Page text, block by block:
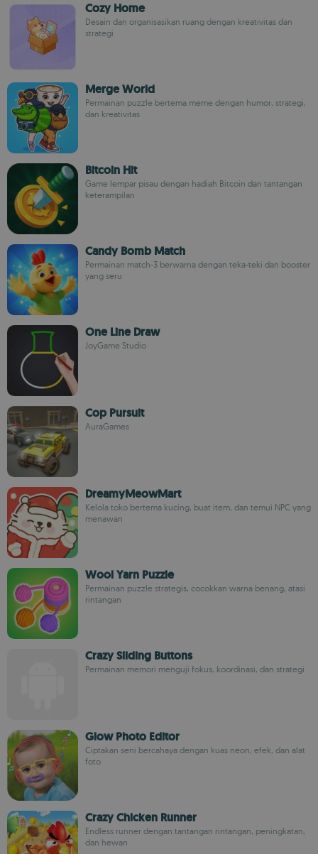
Cozy Home
Desain dan organisasikan ruang dengan kreativitas dan
strategi
Merge World
Permainan puzzle bertema meme dengan humor, strategi,
dan kreativitas
Bitcoin Hit
Game lempar pisau dengan hadiah Bitcoin dan tantangan
keterampilan
Candy Bomb Match
Permainan match-3 berwarna dengan teka-teki dan booster
yang seru
One Line Draw
JoyGame Studio
Cop Pursuit
AuraGames
DreamyMeowMart
Kelola toko bertema kucing, buat item, dan temui NPC yang
menawan
Wool Yarn Puzzle
Permainan puzzle strategis, cocokkan warna benang, atasi
rintangan
Crazy Sliding Buttons
Permainan memori menguji fokus, koordinasi, dan strategi
Glow Photo Editor
Ciptakan seni bercahaya dengan kuas neon, efek, dan alat
foto
Crazy Chicken Runner
Endless runner dengan tantangan rintangan, peningkatan,
dan hewan